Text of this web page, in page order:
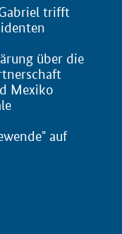
trifft
über die
Mexiko
auf